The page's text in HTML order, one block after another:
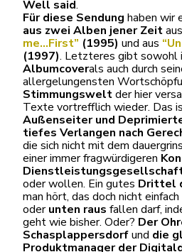
Well said.
Für diese Sendung haben wir
aus zwei Alben jener Zeit
me…First” (1995) und aus
(1997). Letzteres gibt sowohl
Albumcoverals auch durch
allergelungensten
Stimmungsweltder hier
Texte vortrefflich wieder. Das
Außenseiter und
tiefes Verlangen nach
die sich nicht mit dem
einer immer fragwürdigeren
oder wollen. Ein gutes Drittel
man hört, das doch nicht einfach
oderunten raus fallen darf,
geht wie bisher. Oder? Der
Schasplappersdorfund die
Produktmanager der